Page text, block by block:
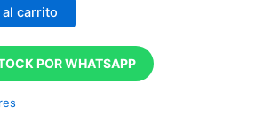
carrito
POR WHATSAPP